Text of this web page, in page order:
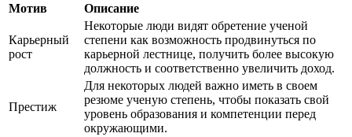
Мотив Описание
Карьерный
рост
Некоторые люди видят обретение ученой
степени как возможность продвинуться по
карьерной лестнице, получить более высокую
должность и соответственно увеличить доход.
Престиж
Для некоторых людей важно иметь в своем
резюме ученую степень, чтобы показать свой
уровень образования и компетенции перед
окружающими.